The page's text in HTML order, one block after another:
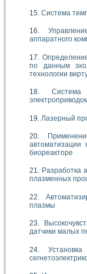
Система
аппаратного
по данным
технологии
Лазерный
автоматизации
биореакторе
Разработка
плазменных
плазмы
датчики малых